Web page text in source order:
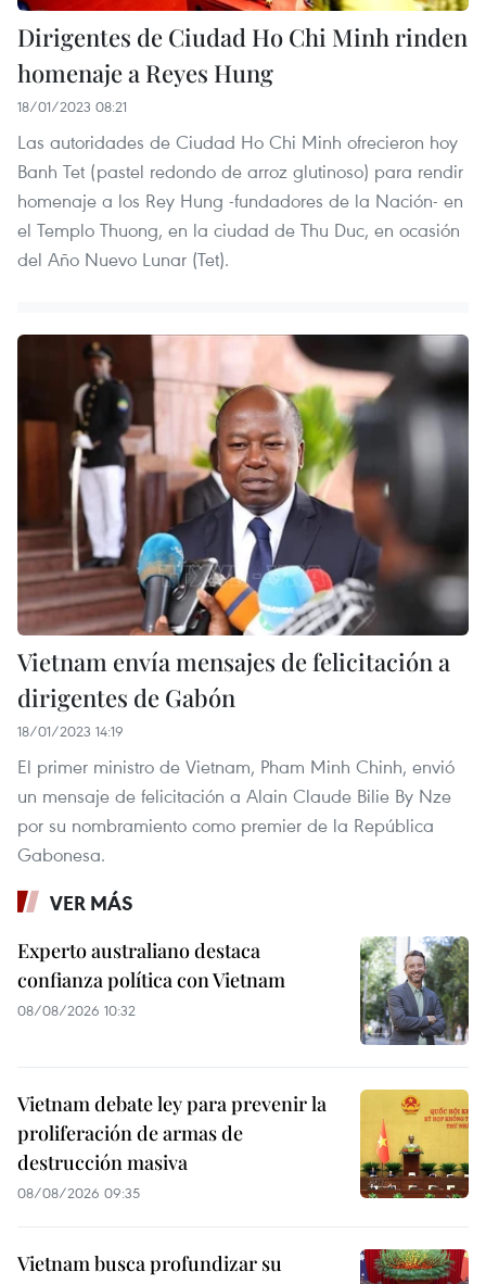
Dirigentes de Ciudad Ho Chi Minh rinden
homenaje a Reyes Hung
18/01/2023 08:21
Las autoridades de Ciudad Ho Chi Minh ofrecieron hoy
Banh Tet (pastel redondo de arroz glutinoso) para rendir
homenaje a los Rey Hung -fundadores de la Nación- en
el Templo Thuong, en la ciudad de Thu Duc, en ocasión
del Año Nuevo Lunar (Tet).
Vietnam envía mensajes de felicitación a
dirigentes de Gabón
18/01/2023 14:19
El primer ministro de Vietnam, Pham Minh Chinh, envió
un mensaje de felicitación a Alain Claude Bilie By Nze
por su nombramiento como premier de la República
Gabonesa.
VER MÁS
Experto australiano destaca
confianza política con Vietnam
08/08/2026 10:32
Vietnam debate ley para prevenir la
proliferación de armas de
destrucción masiva
08/08/2026 09:35
Vietnam busca profundizar su